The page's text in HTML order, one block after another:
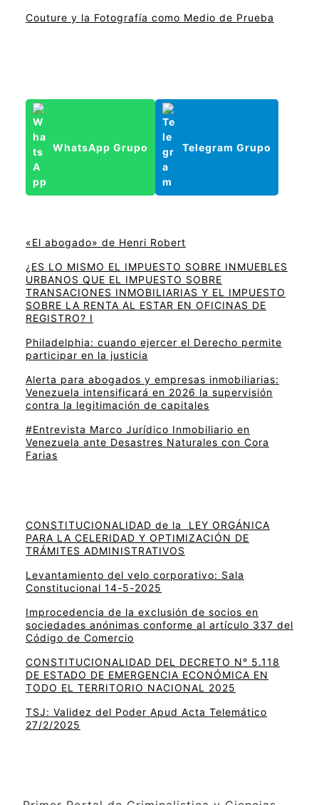
Couture y la Fotografía como Medio de Prueba
WhatsApp Grupo Telegram Grupo
«El abogado» de Henri Robert
¿ES LO MISMO EL IMPUESTO SOBRE INMUEBLES
URBANOS QUE EL IMPUESTO SOBRE
TRANSACIONES INMOBILIARIAS Y EL IMPUESTO
SOBRE LA RENTA AL ESTAR EN OFICINAS DE
REGISTRO? I
Philadelphia: cuando ejercer el Derecho permite
participar en la justicia
Alerta para abogados y empresas inmobiliarias:
Venezuela intensificará en 2026 la supervisión
contra la legitimación de capitales
#Entrevista Marco Jurídico Inmobiliario en
Venezuela ante Desastres Naturales con Cora
Farias
CONSTITUCIONALIDAD de la LEY ORGÁNICA
PARA LA CELERIDAD Y OPTIMIZACIÓN DE
TRÁMITES ADMINISTRATIVOS
Levantamiento del velo corporativo: Sala
Constitucional 14-5-2025
Improcedencia de la exclusión de socios en
sociedades anónimas conforme al artículo 337 del
Código de Comercio
CONSTITUCIONALIDAD DEL DECRETO N° 5.118
DE ESTADO DE EMERGENCIA ECONÓMICA EN
TODO EL TERRITORIO NACIONAL 2025
TSJ: Validez del Poder Apud Acta Telemático
27/2/2025